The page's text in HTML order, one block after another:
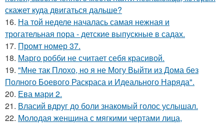
скажет куда двигаться дальше?
16. На той неделе началась самая нежная и
трогательная пора - детские выпускные в садах.
17. Промт номер 37.
18. Марго робби не считает себя красивой.
19. "Мне так Плохо, но я не Могу Выйти из Дома без
Полного Боевого Раскраса и Идеального Наряда".
20. Ева мари 2.
21. Власий вдруг до боли знакомый голос услышал.
22. Молодая женщина с мягкими чертами лица,